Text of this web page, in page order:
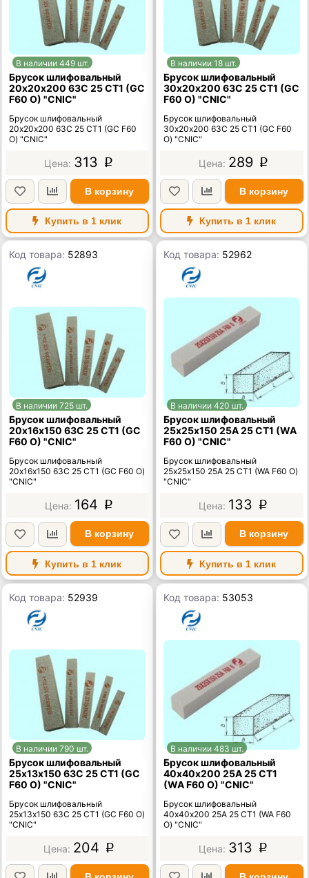
В наличии 449 шт.
Брусок шлифовальный
20х20х200 63C 25 СТ1 (GC
F60 O) "CNIC"
Брусок шлифовальный
20х20х200 63C 25 СТ1 (GC F60
O) "CNIC"
313 p
В корзину
Купить в 1 клик
В наличии 18 шт.
Брусок шлифовальный
30х20х200 63C 25 СТ1 (GC
F60 O) "CNIC"
Брусок шлифовальный
30х20х200 63C 25 СТ1 (GC F60
O) "CNIC"
289 p
В корзину
Купить в 1 клик
Код товара: 52893
В наличии 725 шт.
Брусок шлифовальный
20х16х150 63C 25 СТ1 (GC
F60 O) "CNIC"
Брусок шлифовальный
20х16х150 63C 25 СТ1 (GC F60 O)
"CNIC"
164 p
В корзину
Купить в 1 клик
Код товара: 52962
В наличии 420 шт.
Брусок шлифовальный
25х25х150 25А 25 СТ1 (WA
F60 O) "CNIC"
Брусок шлифовальный
25х25х150 25А 25 СТ1 (WA F60 O)
"CNIC"
133 p
В корзину
Купить в 1 клик
Код товара: 52939
В наличии 790 шт.
Брусок шлифовальный
25х13х150 63C 25 СТ1 (GC
F60 O) "CNIC"
Брусок шлифовальный
25х13х150 63C 25 СТ1 (GC F60 O)
"CNIC"
204 p
Код товара: 53053
В наличии 483 шт.
Брусок шлифовальный
40х40х200 25А 25 СТ1
(WA F60 O) "CNIC"
Брусок шлифовальный
40х40х200 25А 25 СТ1 (WA F60
O) "CNIC"
313 p